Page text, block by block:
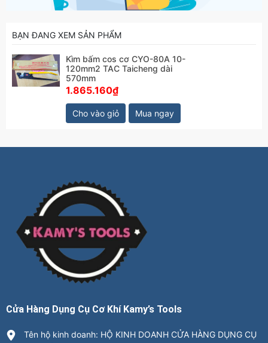
BẠN ĐANG XEM SẢN PHẨM
Kìm bấm cos cơ CYO-80A 10-
120mm2 TAC Taicheng dài
570mm
1.865.160₫
Cho vào giỏ Mua ngay
Cửa Hàng Dụng Cụ Cơ Khí Kamy’s Tools
Tên hộ kinh doanh: HỘ KINH DOANH CỬA HÀNG DỤNG CỤ